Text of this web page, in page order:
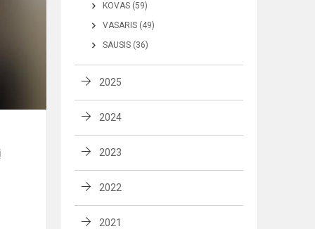
KOVAS (59)
VASARIS (49)
SAUSIS (36)
2025
2024
2023
2022
2021